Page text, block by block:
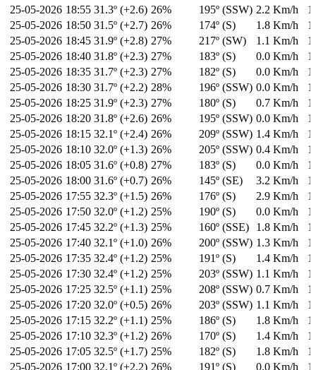
25-05-2026 18:55 31.3º (+2.6) 26% 195º (SSW) 2.2 Km/h
25-05-2026 18:50 31.5º (+2.7) 26% 174º (S) 1.8 Km/h
25-05-2026 18:45 31.9º (+2.8) 27% 217º (SW) 1.1 Km/h
25-05-2026 18:40 31.8º (+2.3) 27% 183º (S) 0.0 Km/h
25-05-2026 18:35 31.7º (+2.3) 27% 182º (S) 0.0 Km/h
25-05-2026 18:30 31.7º (+2.2) 28% 196º (SSW) 0.0 Km/h
25-05-2026 18:25 31.9º (+2.3) 27% 180º (S) 0.7 Km/h
25-05-2026 18:20 31.8º (+2.6) 26% 195º (SSW) 0.0 Km/h
25-05-2026 18:15 32.1º (+2.4) 26% 209º (SSW) 1.4 Km/h
25-05-2026 18:10 32.0º (+1.3) 26% 205º (SSW) 0.4 Km/h
25-05-2026 18:05 31.6º (+0.8) 27% 183º (S) 0.0 Km/h
25-05-2026 18:00 31.6º (+0.7) 26% 145º (SE) 3.2 Km/h
25-05-2026 17:55 32.3º (+1.5) 26% 176º (S) 2.9 Km/h
25-05-2026 17:50 32.0º (+1.2) 25% 190º (S) 0.0 Km/h
25-05-2026 17:45 32.2º (+1.3) 25% 160º (SSE) 1.8 Km/h
25-05-2026 17:40 32.1º (+1.0) 26% 200º (SSW) 1.3 Km/h
25-05-2026 17:35 32.4º (+1.2) 25% 191º (S) 1.4 Km/h
25-05-2026 17:30 32.4º (+1.2) 25% 203º (SSW) 1.1 Km/h
25-05-2026 17:25 32.5º (+1.1) 25% 208º (SSW) 0.7 Km/h
25-05-2026 17:20 32.0º (+0.5) 26% 203º (SSW) 1.1 Km/h
25-05-2026 17:15 32.2º (+1.1) 25% 186º (S) 1.8 Km/h
25-05-2026 17:10 32.3º (+1.2) 26% 170º (S) 1.4 Km/h
25-05-2026 17:05 32.5º (+1.7) 25% 182º (S) 1.8 Km/h
25-05-2026 17:00 32.1º (+2.2) 26% 191º (S) 0.0 Km/h